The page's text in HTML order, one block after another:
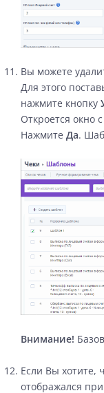
Вы можете
Для этого
нажмите кнопку
Откроется окно
Нажмите Да.
Внимание!
Если Вы хотите,
отображался